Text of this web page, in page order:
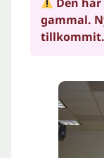
gammal.
tillkommit.